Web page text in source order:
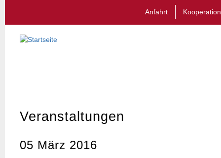
Anfahrt Kooperation
Veranstaltungen
05 März 2016